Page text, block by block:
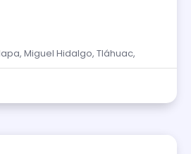
Miguel Hidalgo, Tláhuac,